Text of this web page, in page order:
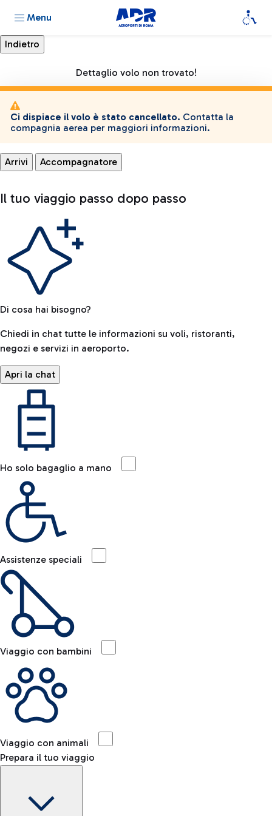
Menu
Dettaglio volo non trovato!
Ci dispiace il volo è stato cancellato. Contatta la
compagnia aerea per maggiori informazioni.
Arrivi Accompagnatore
Il tuo viaggio passo dopo passo
Di cosa hai bisogno?
Chiedi in chat tutte le informazioni su voli, ristoranti,
negozi e servizi in aeroporto.
Apri la chat
Ho solo bagaglio a mano
Assistenze speciali
Viaggio con bambini
Viaggio con animali
Prepara il tuo viaggio